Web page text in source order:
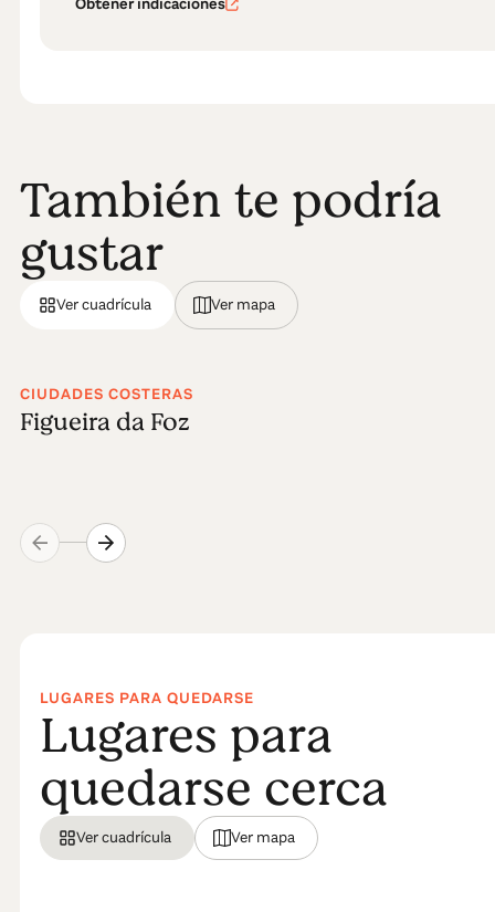
También te podría
gustar
Ver cuadrícula Ver mapa
CIUDADES COSTERAS
Figueira da Foz
LUGARES PARA QUEDARSE
Lugares para
quedarse cerca
Ver cuadrícula Ver mapa